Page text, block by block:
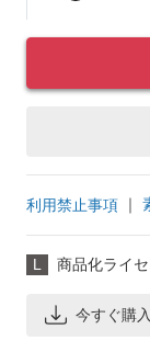
利用禁止事項 ｜
L 商品化ライ
今すぐ購入